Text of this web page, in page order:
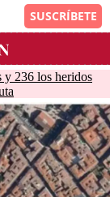
y 236 los heridos